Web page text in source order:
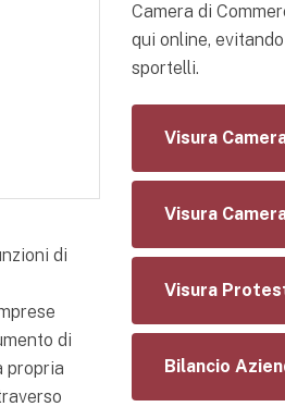
di
di
propria
Camera di
qui online,
sportelli.
Visura
Visura
Visura
Bilancio